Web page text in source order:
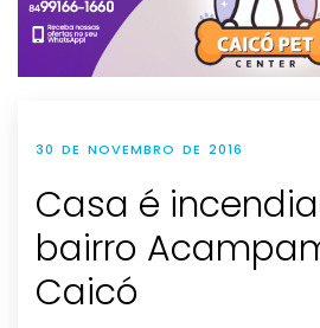
30 DE NOVEMBRO DE 2016
Casa é
bairro
Caicó